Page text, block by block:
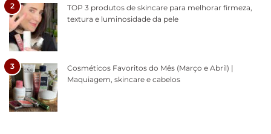
2
TOP 3 produtos de skincare para melhorar firmeza,
textura e luminosidade da pele
3
Cosméticos Favoritos do Mês (Março e Abril) |
Maquiagem, skincare e cabelos